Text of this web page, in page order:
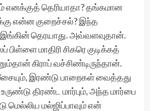
எனக்குத் தெரியாதா? தங்கமான
என்ன குறைச்சல்? இந்த
தெரயாது. அவ்வளவுதான்.
மாதிரி சிகரெ குடிக்கத்
கிராப் வச்சிண்டிருந்தான்.
மீசையும், இரண்டு பாறைகள் வைத்தது
திரண்ட மார்பும், அந்த மார்பை
மெல்லிய மல்ஜிப்பாவும் என்